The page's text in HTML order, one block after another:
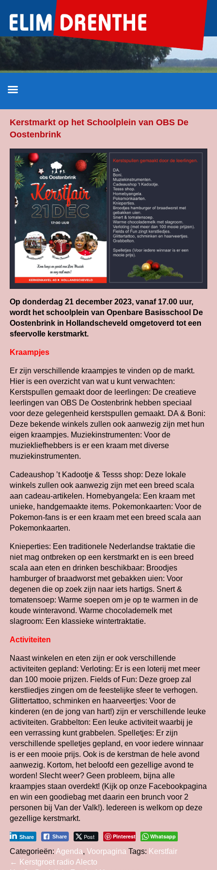
naar
inhoud
Kerstmarkt op het Schoolplein van OBS De
Oostenbrink
Op donderdag 21 december 2023, vanaf 17.00 uur,
wordt het schoolplein van Openbare Basisschool De
Oostenbrink in Hollandscheveld omgetoverd tot een
sfeervolle kerstmarkt.
Kraampjes
Er zijn verschillende kraampjes te vinden op de markt.
Hier is een overzicht van wat u kunt verwachten:
Kerstspullen gemaakt door de leerlingen: De creatieve
leerlingen van OBS De Oostenbrink hebben speciaal
voor deze gelegenheid kerstspullen gemaakt. DA & Boni:
Deze bekende winkels zullen ook aanwezig zijn met hun
eigen kraampjes. Muziekinstrumenten: Voor de
muziekliefhebbers is er een kraam met diverse
muziekinstrumenten.
Cadeaushop ’t Kadootje & Tesss shop: Deze lokale
winkels zullen ook aanwezig zijn met een breed scala
aan cadeau-artikelen. Homebyangela: Een kraam met
unieke, handgemaakte items. Pokemonkaarten: Voor de
Pokemon-fans is er een kraam met een breed scala aan
Pokemonkaarten.
Knieperties: Een traditionele Nederlandse traktatie die
niet mag ontbreken op een kerstmarkt en is een breed
scala aan eten en drinken beschikbaar: Broodjes
hamburger of braadworst met gebakken uien: Voor
degenen die op zoek zijn naar iets hartigs. Snert &
tomatensoep: Warme soepen om je op te warmen in de
koude winteravond. Warme chocolademelk met
slagroom: Een klassieke wintertraktatie.
Activiteiten
Naast winkelen en eten zijn er ook verschillende
activiteiten gepland: Verloting: Er is een loterij met meer
dan 100 mooie prijzen. Fields of Fun: Deze groep zal
kerstliedjes zingen om de feestelijke sfeer te verhogen.
Glittertattoo, schminken en haarveertjes: Voor de
kinderen (en de jong van hart!) zijn er verschillende leuke
activiteiten. Grabbelton: Een leuke activiteit waarbij je
een verrassing kunt grabbelen. Spelletjes: Er zijn
verschillende spelletjes gepland, en voor iedere winnaar
is er een mooie prijs. Ook is de kerstman de hele avond
aanwezig. Kortom, het beloofd een gezellige avond te
worden! Slecht weer? Geen probleem, bijna alle
kraampjes staan overdekt! (Kijk op onze Facebookpagina
en win een goodiebag met daarin een brunch voor 2
personen bij Van der Valk!). Iedereen is welkom op deze
gezellige kerstmarkt.
Share Post
Share Pinterest Whatsapp
Categorieën: Agenda, Voorpagina Tags: Kerstfair
Bericht
← Kerstgroet radio Alecto